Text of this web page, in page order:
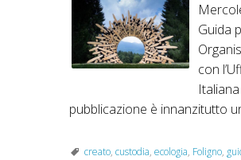
Guida
con
pubblicazione è innanzitutto
creato, custodia, ecologia, Foligno,